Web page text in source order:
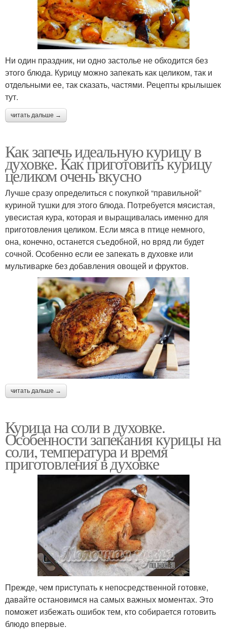
Ни один праздник, ни одно застолье не обходится без
этого блюда. Курицу можно запекать как целиком, так и
отдельными ее, так сказать, частями. Рецепты крылышек
тут.
читать дальше →
Как запечь идеальную курицу в
духовке. Как приготовить курицу
целиком очень вкусно
Лучше сразу определиться с покупкой “правильной”
куриной тушки для этого блюда. Потребуется мясистая,
увесистая кура, которая и выращивалась именно для
приготовления целиком. Если мяса в птице немного,
она, конечно, останется съедобной, но вряд ли будет
сочной. Особенно если ее запекать в духовке или
мультиварке без добавления овощей и фруктов.
читать дальше →
Курица на соли в духовке.
Особенности запекания курицы на
соли, температура и время
приготовления в духовке
Прежде, чем приступать к непосредственной готовке,
давайте остановимся на самых важных моментах. Это
поможет избежать ошибок тем, кто собирается готовить
блюдо впервые.